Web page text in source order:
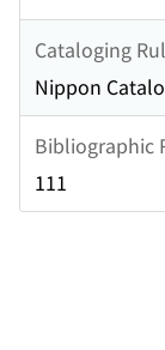
Cataloging
Nippon
Bibliographic
111